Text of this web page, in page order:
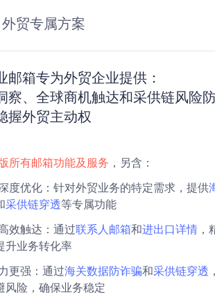
外贸专属方案
邮箱专为外贸企业提供：
察、全球商机触达和采供链风险
握外贸主动权
所有邮箱功能及服务 ，另含：
度优化：针对外贸业务的特定需求，提供
采供链穿透等专属功能
效触达：通过联系人邮箱和进出口详情
升业务转化率
更强：通过海关数据防诈骗和采供链穿透
风险，确保业务稳定